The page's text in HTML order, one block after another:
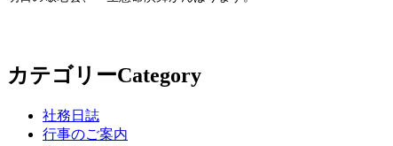
カテゴリーCategory
社務日誌
行事のご案内